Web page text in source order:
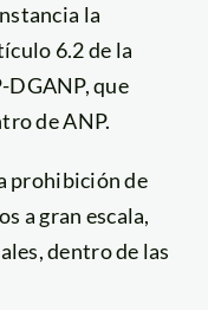
la
6.2 de la
que
de ANP.
prohibición de
a gran escala,
dentro de las